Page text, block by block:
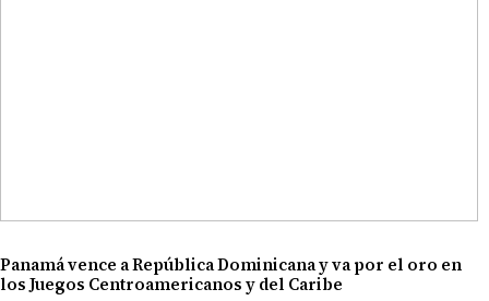
Panamá vence a República Dominicana y va por el oro en
los Juegos Centroamericanos y del Caribe